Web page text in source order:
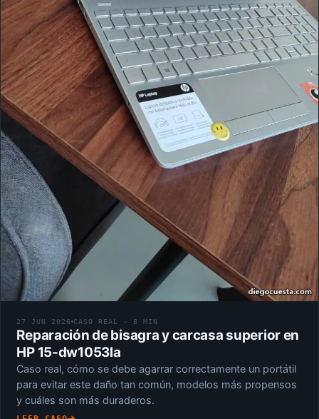
27 JUN 2026 CASO REAL · 8 MIN
Reparación de bisagra y carcasa superior en
HP 15-dw1053la
Caso real, cómo se debe agarrar correctamente un portátil
para evitar este daño tan común, modelos más propensos
y cuáles son más duraderos.